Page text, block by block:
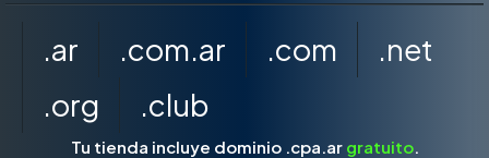
.ar .com.ar .com
.net
.org
.club
Tu tienda incluye dominio .cpa.ar gratuito.